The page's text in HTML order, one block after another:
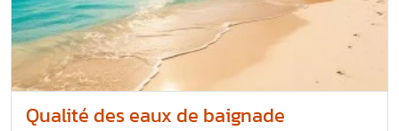
Qualité des eaux de baignade